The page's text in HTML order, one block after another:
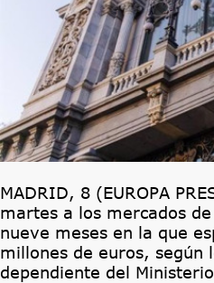
MADRID, 8 (EUROPA
martes a los mercados
nueve meses en la que
millones de euros, según
dependiente del